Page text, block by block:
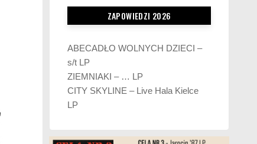
ZAPOWIEDZI 2026
ABECADŁO WOLNYCH DZIECI –
s/t LP
ZIEMNIAKI – … LP
CITY SKYLINE – Live Hala Kielce
LP